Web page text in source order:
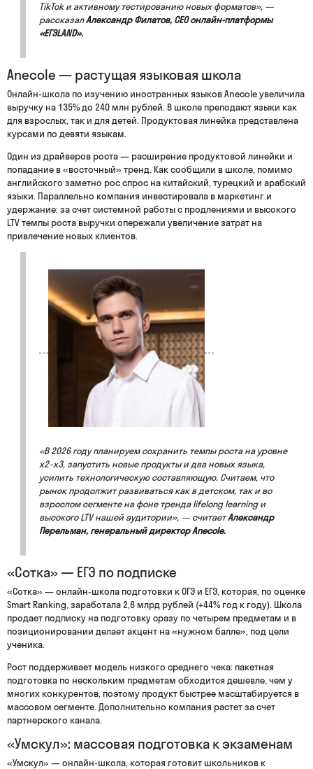
TikTok и активному тестированию новых форматов», —
рассказалАлександр Филатов, СЕО онлайн-платформы
«ЕГЭLAND».
Anecole — растущая языковая школа
Онлайн-школа по изучению иностранных языков Anecole увеличила
выручку на 135% до 240 млн рублей. В школе преподают языки как
для взрослых, так и для детей. Продуктовая линейка представлена
курсами по девяти языкам.
Один из драйверов роста — расширение продуктовой линейки и
попадание в «восточный» тренд. Как сообщили в школе, помимо
английского заметно рос спрос на китайский, турецкий и арабский
языки. Параллельно компания инвестировала в маркетинг и
удержание: за счет системной работы с продлениями и высокого
LTV темпы роста выручки опережали увеличение затрат на
привлечение новых клиентов.
«В 2026 году планируем сохранить темпы роста на уровне
x2–x3, запустить новые продукты и два новых языка,
усилить технологическую составляющую. Считаем, что
рынок продолжит развиваться как в детском, так и во
взрослом сегменте на фоне тренда lifelong learning и
высокого LTV нашей аудитории», — считаетАлександр
Перельман, генеральный директор Anecole.
«Сотка» — ЕГЭ по подписке
«Сотка» — онлайн-школа подготовки к ОГЭ и ЕГЭ, которая, по оценке
Smart Ranking, заработала 2,8 млрд рублей (+44% год к году). Школа
продает подписку на подготовку сразу по четырем предметам и в
позиционировании делает акцент на «нужном балле», под цели
ученика.
Рост поддерживает модель низкого среднего чека: пакетная
подготовка по нескольким предметам обходится дешевле, чем у
многих конкурентов, поэтому продукт быстрее масштабируется в
массовом сегменте. Дополнительно компания растет за счет
партнерского канала.
«Умскул»: массовая подготовка к экзаменам
«Умскул» — онлайн-школа, которая готовит школьников к